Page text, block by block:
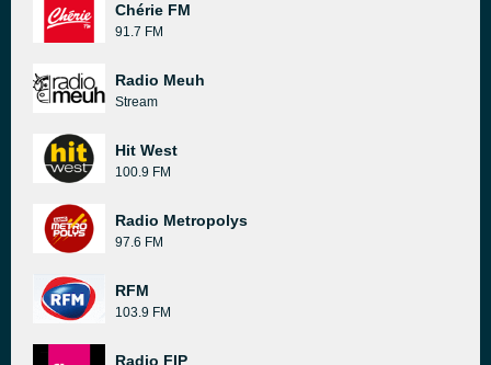
Chérie FM
91.7 FM
Radio Meuh
Stream
Hit West
100.9 FM
Radio Metropolys
97.6 FM
RFM
103.9 FM
Radio FIP